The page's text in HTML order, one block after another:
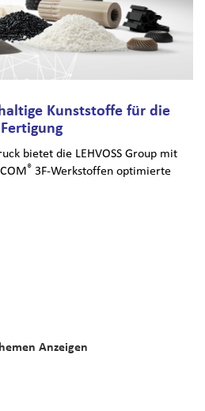
Kunststoffe für die
bietet die LEHVOSS Group mit
® 3F-Werkstoffen optimierte
Anzeigen